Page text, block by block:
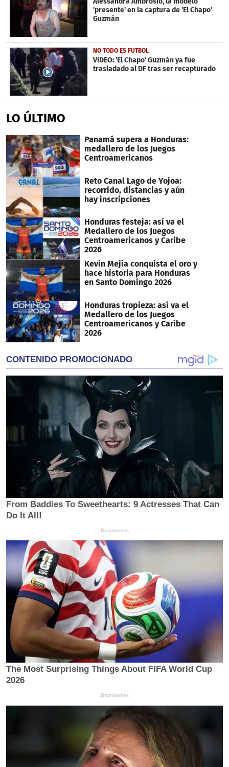
'presente' en la captura de 'El Chapo'
Guzmán
NO TODO ES FUTBOL
VIDEO: 'El Chapo' Guzmán ya fue
trasladado al DF tras ser recapturado
LO ÚLTIMO
Panamá supera a Honduras:
medallero de los Juegos
Centroamericanos
Reto Canal Lago de Yojoa:
recorrido, distancias y aún
hay inscripciones
Honduras festeja: así va el
Medallero de los Juegos
Centroamericanos y Caribe
2026
Kevin Mejía conquista el oro y
hace historia para Honduras
en Santo Domingo 2026
Honduras tropieza: así va el
Medallero de los Juegos
Centroamericanos y Caribe
2026